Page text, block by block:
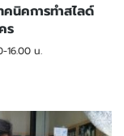
คนิคการทำสไลด์
ร
16.00 น.